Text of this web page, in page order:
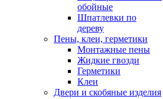
обойные
Шпатлевки по
дереву
Пены, клеи, герметики
Монтажные пены
Жидкие гвозди
Герметики
Клеи
Двери и скобяные изделия